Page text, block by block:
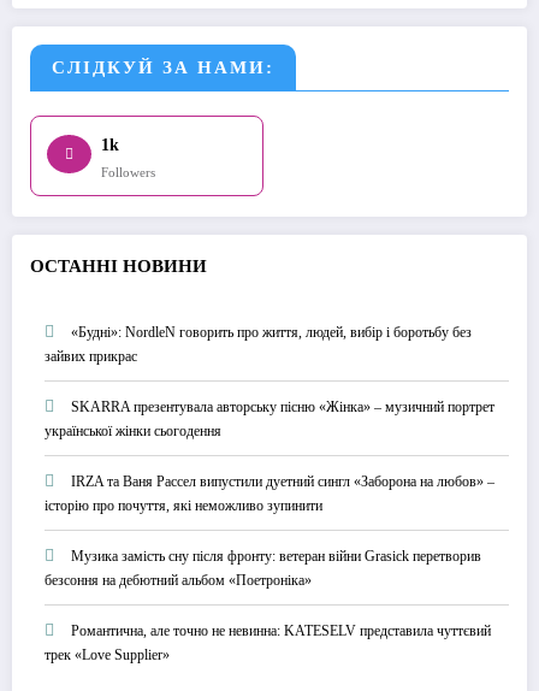
СЛІДКУЙ ЗА НАМИ:
1k
Followers
ОСТАННІ НОВИНИ
«Будні»: NordleN говорить про життя, людей, вибір і боротьбу без
зайвих прикрас
SKARRA презентувала авторську пісню «Жінка» – музичний портрет
української жінки сьогодення
IRZA та Ваня Рассел випустили дуетний сингл «Заборона на любов» –
історію про почуття, які неможливо зупинити
Музика замість сну після фронту: ветеран війни Grasick перетворив
безсоння на дебютний альбом «Поетроніка»
Романтична, але точно не невинна: KATESELV представила чуттєвий
трек «Love Supplier»